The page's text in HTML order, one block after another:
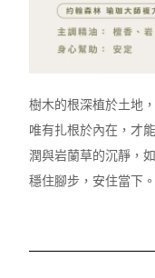
樹木的根深植於土地
唯有扎根於內在，才
潤與岩蘭草的沉靜，
穩住腳步，安住當下。